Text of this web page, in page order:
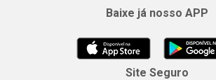
Baixe já nosso APP
Site Seguro